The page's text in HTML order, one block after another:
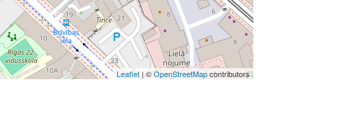
Leaflet | ©OpenStreetMapcontributors